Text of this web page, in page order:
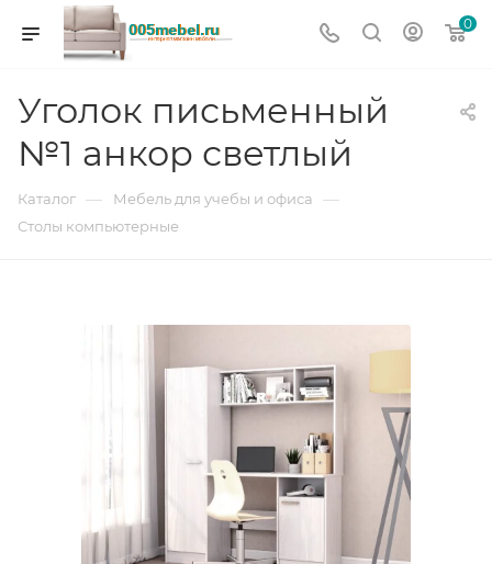
0
Уголок письменный
№1 анкор светлый
Каталог — Мебель для учебы и офиса —
Столы компьютерные